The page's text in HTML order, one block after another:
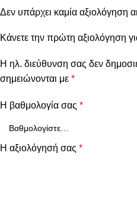
Δεν υπάρχει καμία αξιολόγηση
Κάνετε την πρώτη αξιολόγηση
Η ηλ. διεύθυνση σας δεν
σημειώνονται με *
Η βαθμολογία σας *
Η αξιολόγησή σας *